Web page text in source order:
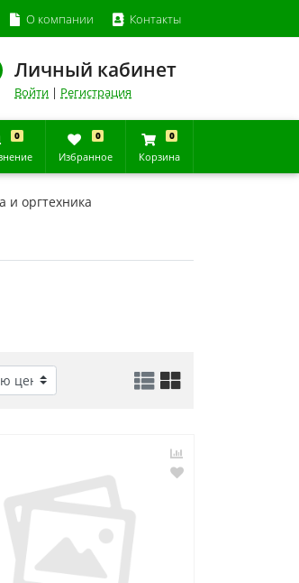
О компании Контакты
Личный кабинет
Войти | Регистрация
0 0
Избранное
0
Корзина
и оргтехника